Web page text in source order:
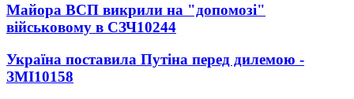
Майора ВСП викрили на "допомозі"
військовому в СЗЧ10244
Україна поставила Путіна перед дилемою -
ЗМІ10158